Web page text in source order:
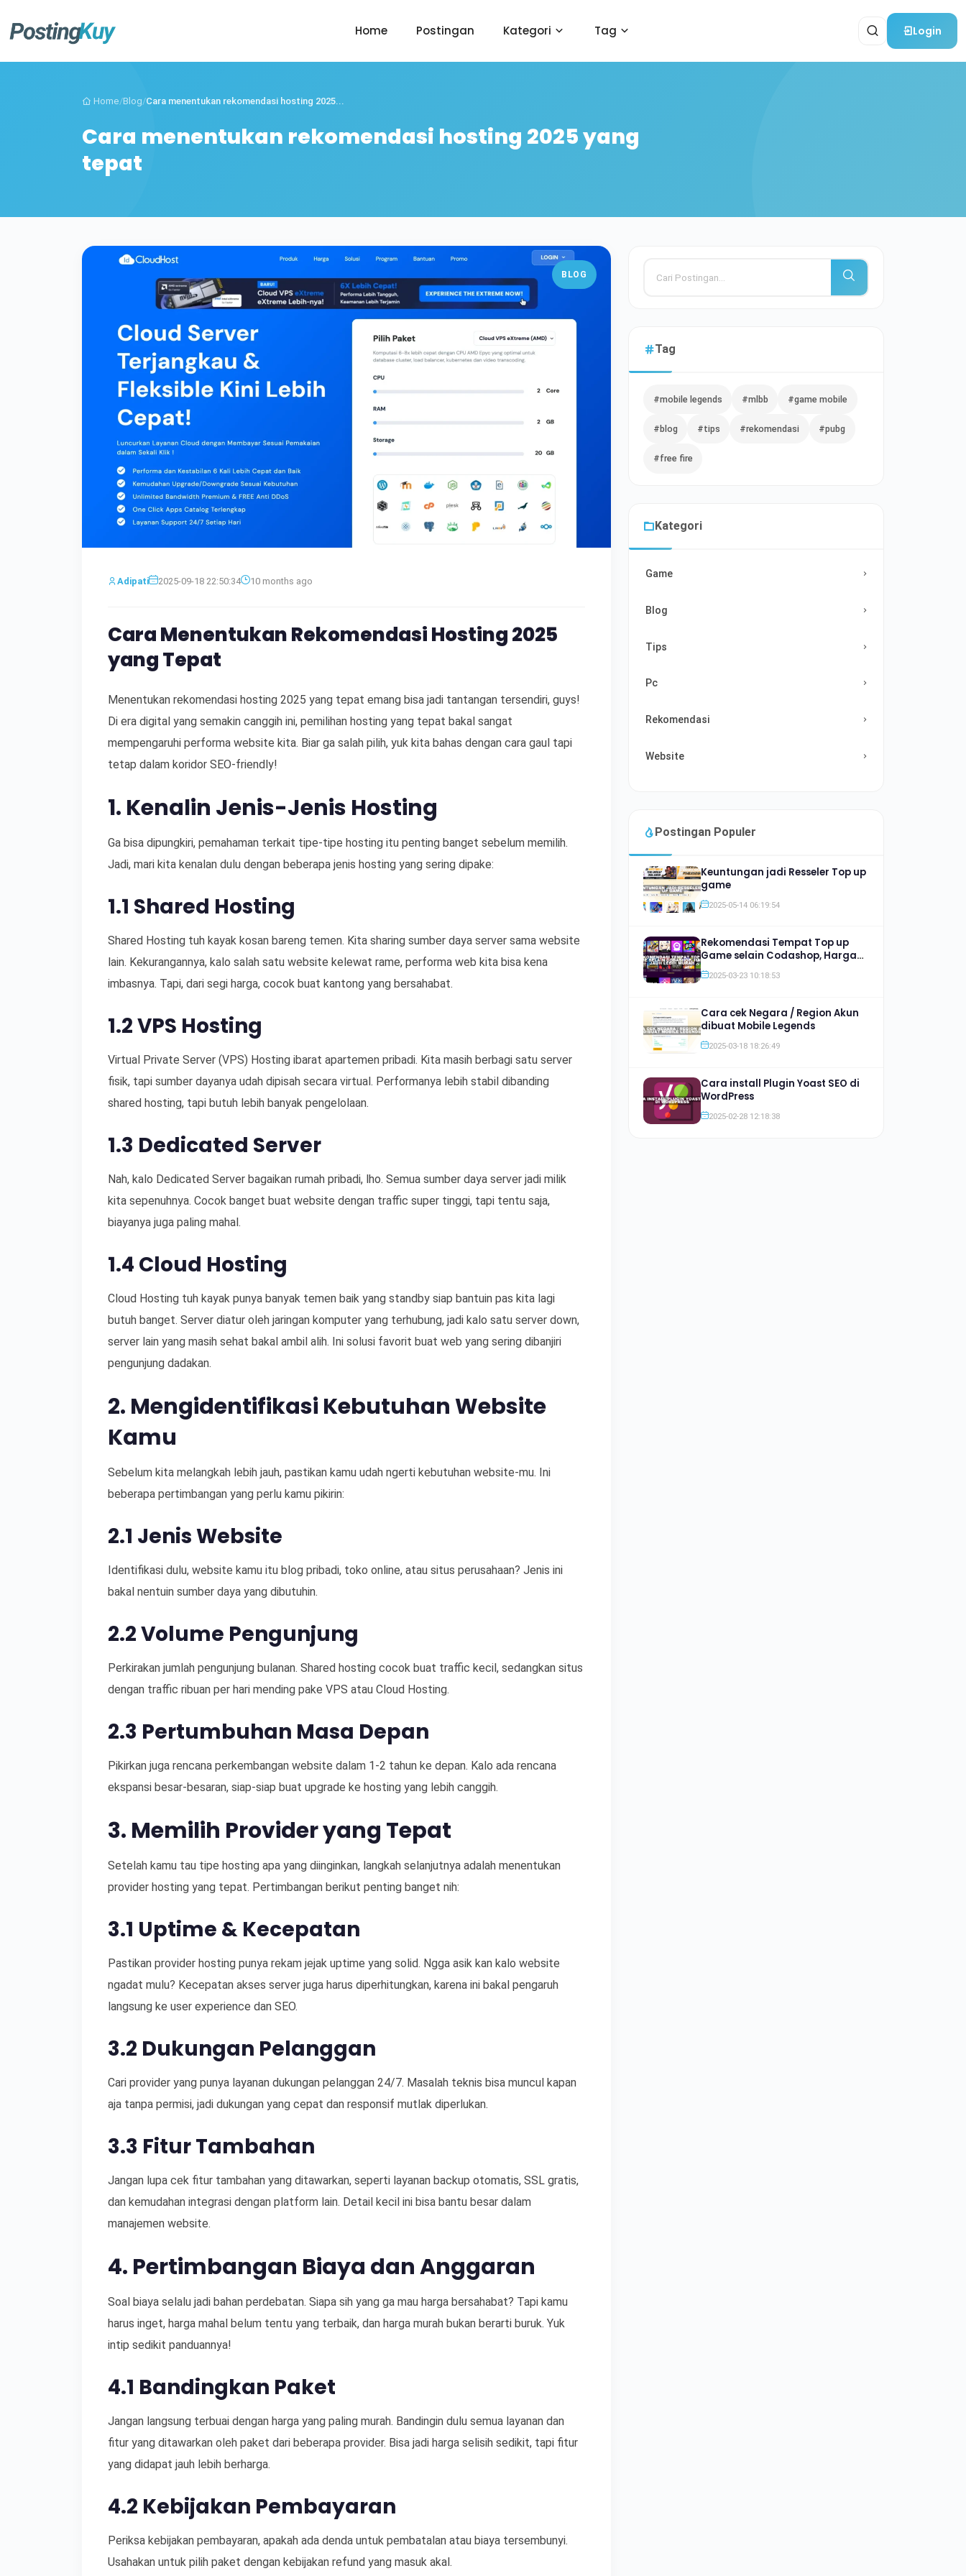
Home Postingan Kategori Tag Login
Home/Blog/Cara menentukan rekomendasi hosting 2025...
Cara menentukan rekomendasi hosting 2025 yang
tepat
BLOG
Adipati 2025-09-18 22:50:34 10 months ago
Cara Menentukan Rekomendasi Hosting 2025
yang Tepat
Menentukan rekomendasi hosting 2025 yang tepat emang bisa jadi tantangan tersendiri, guys!
Di era digital yang semakin canggih ini, pemilihan hosting yang tepat bakal sangat
mempengaruhi performa website kita. Biar ga salah pilih, yuk kita bahas dengan cara gaul tapi
tetap dalam koridor SEO-friendly!
1. Kenalin Jenis-Jenis Hosting
Ga bisa dipungkiri, pemahaman terkait tipe-tipe hosting itu penting banget sebelum memilih.
Jadi, mari kita kenalan dulu dengan beberapa jenis hosting yang sering dipake:
1.1 Shared Hosting
Shared Hosting tuh kayak kosan bareng temen. Kita sharing sumber daya server sama website
lain. Kekurangannya, kalo salah satu website kelewat rame, performa web kita bisa kena
imbasnya. Tapi, dari segi harga, cocok buat kantong yang bersahabat.
1.2 VPS Hosting
Virtual Private Server (VPS) Hosting ibarat apartemen pribadi. Kita masih berbagi satu server
fisik, tapi sumber dayanya udah dipisah secara virtual. Performanya lebih stabil dibanding
shared hosting, tapi butuh lebih banyak pengelolaan.
1.3 Dedicated Server
Nah, kalo Dedicated Server bagaikan rumah pribadi, lho. Semua sumber daya server jadi milik
kita sepenuhnya. Cocok banget buat website dengan traffic super tinggi, tapi tentu saja,
biayanya juga paling mahal.
1.4 Cloud Hosting
Cloud Hosting tuh kayak punya banyak temen baik yang standby siap bantuin pas kita lagi
butuh banget. Server diatur oleh jaringan komputer yang terhubung, jadi kalo satu server down,
server lain yang masih sehat bakal ambil alih. Ini solusi favorit buat web yang sering dibanjiri
pengunjung dadakan.
2. Mengidentifikasi Kebutuhan Website
Kamu
Sebelum kita melangkah lebih jauh, pastikan kamu udah ngerti kebutuhan website-mu. Ini
beberapa pertimbangan yang perlu kamu pikirin:
2.1 Jenis Website
Identifikasi dulu, website kamu itu blog pribadi, toko online, atau situs perusahaan? Jenis ini
bakal nentuin sumber daya yang dibutuhin.
2.2 Volume Pengunjung
Perkirakan jumlah pengunjung bulanan. Shared hosting cocok buat traffic kecil, sedangkan situs
dengan traffic ribuan per hari mending pake VPS atau Cloud Hosting.
2.3 Pertumbuhan Masa Depan
Pikirkan juga rencana perkembangan website dalam 1-2 tahun ke depan. Kalo ada rencana
ekspansi besar-besaran, siap-siap buat upgrade ke hosting yang lebih canggih.
3. Memilih Provider yang Tepat
Setelah kamu tau tipe hosting apa yang diinginkan, langkah selanjutnya adalah menentukan
provider hosting yang tepat. Pertimbangan berikut penting banget nih:
3.1 Uptime & Kecepatan
Pastikan provider hosting punya rekam jejak uptime yang solid. Ngga asik kan kalo website
ngadat mulu? Kecepatan akses server juga harus diperhitungkan, karena ini bakal pengaruh
langsung ke user experience dan SEO.
3.2 Dukungan Pelanggan
Cari provider yang punya layanan dukungan pelanggan 24/7. Masalah teknis bisa muncul kapan
aja tanpa permisi, jadi dukungan yang cepat dan responsif mutlak diperlukan.
3.3 Fitur Tambahan
Jangan lupa cek fitur tambahan yang ditawarkan, seperti layanan backup otomatis, SSL gratis,
dan kemudahan integrasi dengan platform lain. Detail kecil ini bisa bantu besar dalam
manajemen website.
4. Pertimbangan Biaya dan Anggaran
Soal biaya selalu jadi bahan perdebatan. Siapa sih yang ga mau harga bersahabat? Tapi kamu
harus inget, harga mahal belum tentu yang terbaik, dan harga murah bukan berarti buruk. Yuk
intip sedikit panduannya!
4.1 Bandingkan Paket
Jangan langsung terbuai dengan harga yang paling murah. Bandingin dulu semua layanan dan
fitur yang ditawarkan oleh paket dari beberapa provider. Bisa jadi harga selisih sedikit, tapi fitur
yang didapat jauh lebih berharga.
4.2 Kebijakan Pembayaran
Periksa kebijakan pembayaran, apakah ada denda untuk pembatalan atau biaya tersembunyi.
Usahakan untuk pilih paket dengan kebijakan refund yang masuk akal.
Tag
#mobile legends #mlbb #game mobile
#blog #tips #rekomendasi #pubg
#free fire
Kategori
Game
Blog
Tips
Pc
Rekomendasi
Website
Postingan Populer
Keuntungan jadi Resseler Top up
game
2025-05-14 06:19:54
Rekomendasi Tempat Top up
Game selain Codashop, Harga
Jauh lebih Murah
2025-03-23 10:18:53
Cara cek Negara / Region Akun
dibuat Mobile Legends
2025-03-18 18:26:49
Cara install Plugin Yoast SEO di
WordPress
2025-02-28 12:18:38